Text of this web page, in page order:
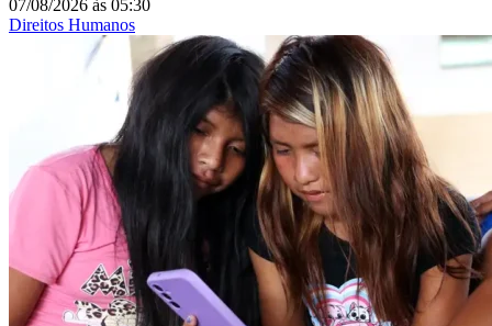
07/08/2026 às 05:30
Direitos Humanos